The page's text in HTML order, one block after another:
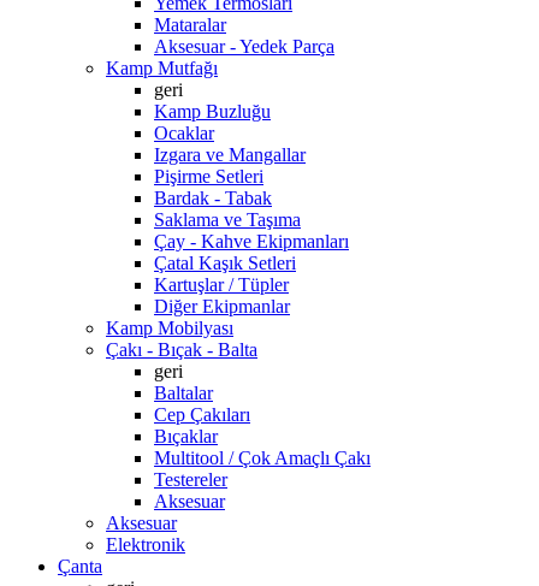
Mataralar
Aksesuar - Yedek Parça
Kamp Mutfağı
geri
Kamp Buzluğu
Ocaklar
Izgara ve Mangallar
Pişirme Setleri
Bardak - Tabak
Saklama ve Taşıma
Çay - Kahve Ekipmanları
Çatal Kaşık Setleri
Kartuşlar / Tüpler
Diğer Ekipmanlar
Kamp Mobilyası
Çakı - Bıçak - Balta
geri
Baltalar
Cep Çakıları
Bıçaklar
Multitool / Çok Amaçlı Çakı
Testereler
Aksesuar
Aksesuar
Elektronik
Çanta